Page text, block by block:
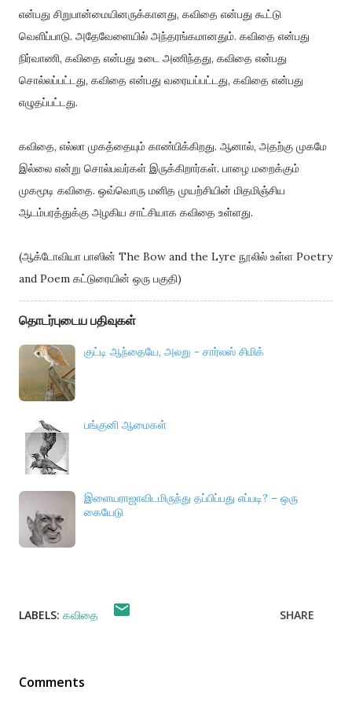
என்பது சிறுபான்மையினருக்கானது, கவிதை என்பது கூட்டு
வெளிப்பாடு. அதேவேளையில் அந்தரங்கமானதும். கவிதை என்பது
நிர்வாணி, கவிதை என்பது உடை அணிந்தது, கவிதை என்பது
சொல்லப்பட்டது, கவிதை என்பது வரையப்பட்டது, கவிதை என்பது
எழுதப்பட்டது.
கவிதை, எல்லா முகத்தையும் காண்பிக்கிறது. ஆனால், அதற்கு முகமே
இல்லை என்று சொல்பவர்கள் இருக்கிறார்கள். பாழை மறைக்கும்
முகமூடி கவிதை. ஒவ்வொரு மனித முயற்சியின் மிதமிஞ்சிய
ஆடம்பரத்துக்கு அழகிய சாட்சியாக கவிதை உள்ளது.
(ஆக்டோவியா பாஸின் The Bow and the Lyre நூலில் உள்ள Poetry
and Poem கட்டுரையின் ஒரு பகுதி)
தொடர்புடைய பதிவுகள்
குட்டி ஆந்தையே, அலறு - சார்லஸ் சிமிக்
பங்குனி ஆமைகள்
இளையராஜாவிடமிருந்து தப்பிப்பது எப்படி? – ஒரு
கையேடு
LABELS: கவிதை SHARE
Comments